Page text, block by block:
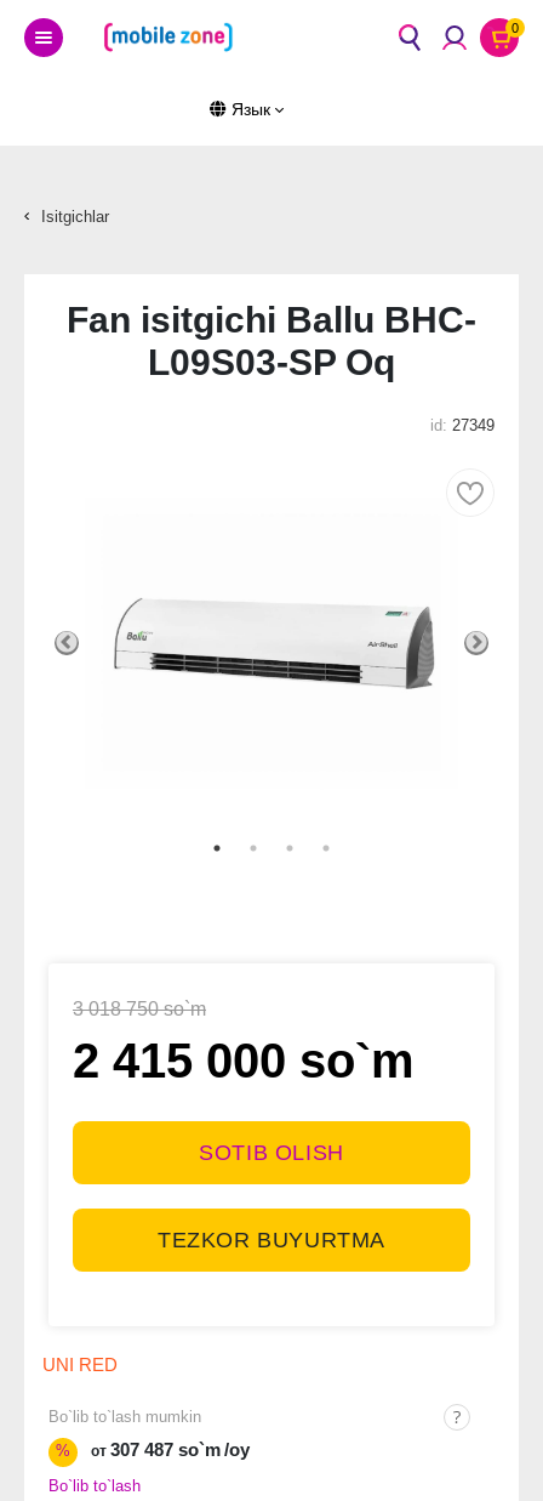
0
Язык
Isitgichlar
Fan isitgichi Ballu BHC-
L09S03-SP Oq
id: 27349
3 018 750 so`m
2 415 000 so`m
SOTIB OLISH
TEZKOR BUYURTMA
UNI RED
Bo`lib to`lash mumkin
%
от 307 487 so`m/oy
Bo`lib to`lash